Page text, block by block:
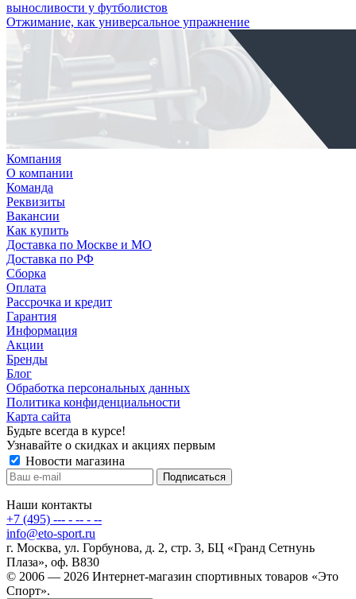
выносливости у футболистов
Отжимание, как универсальное упражнение
Компания
О компании
Команда
Реквизиты
Вакансии
Как купить
Доставка по Москве и МО
Доставка по РФ
Сборка
Оплата
Рассрочка и кредит
Гарантия
Информация
Акции
Бренды
Блог
Обработка персональных данных
Политика конфиденциальности
Карта сайта
Будьте всегда в курсе!
Узнавайте о скидках и акциях первым
Новости магазина
Наши контакты
+7 (495) --- - -- - --
info@eto-sport.ru
г. Москва, ул. Горбунова, д. 2, стр. 3, БЦ «Гранд Сетнунь
Плаза», оф. В830
© 2006 — 2026 Интернет-магазин спортивных товаров «Это
Спорт».